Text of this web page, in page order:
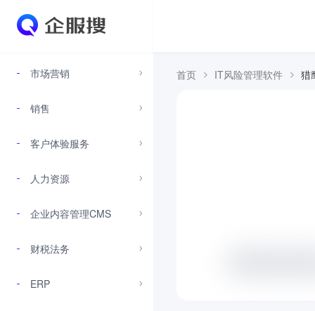
市场营销
销售
客户体验服务
人力资源
企业内容管理CMS
财税法务
ERP
首页 IT风险管理软件 猎